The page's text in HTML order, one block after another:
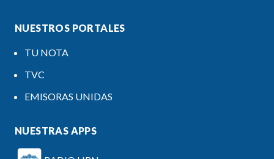
NUESTROS PORTALES
TU NOTA
TVC
EMISORAS UNIDAS
NUESTRAS APPS